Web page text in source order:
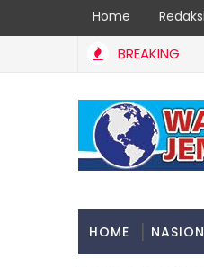
Home Redaksi
BREAKING
HOME